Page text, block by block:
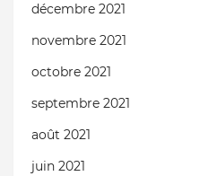
décembre 2021
novembre 2021
octobre 2021
septembre 2021
août 2021
juin 2021